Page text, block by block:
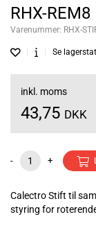
RHX-REM8
Varenummer: RHX-
Se
inkl. moms
43,75 DKK
- +
Calectro Stift til
styring for